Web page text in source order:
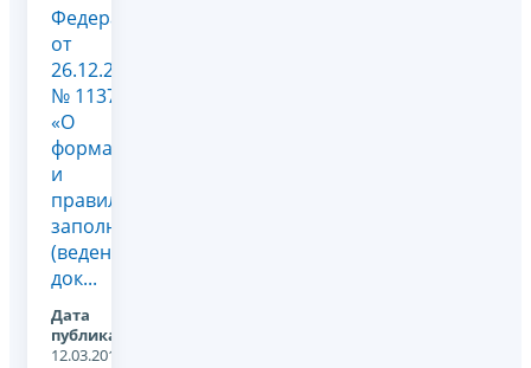
Федерации
от
26.12.2011
№ 1137
«О
формах
и
правилах
заполнения
(ведения)
док...
Дата
публикации:
12.03.2012